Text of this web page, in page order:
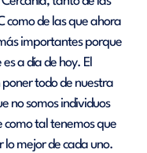
como de las que ahora
importantes porque
a día de hoy. El
todo de nuestra
no somos individuos
como tal tenemos que
lo mejor de cada uno.